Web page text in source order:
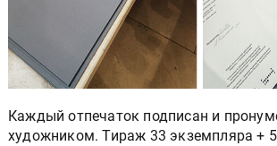
Каждый отпечаток подписан и
художником. Тираж 33 экземпляра + 5